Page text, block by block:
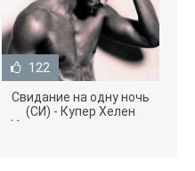
122
Свидание на одну ночь
(СИ) - Купер Хелен
(бесплатные серии книг